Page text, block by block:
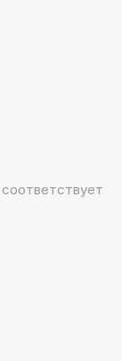
соответствует